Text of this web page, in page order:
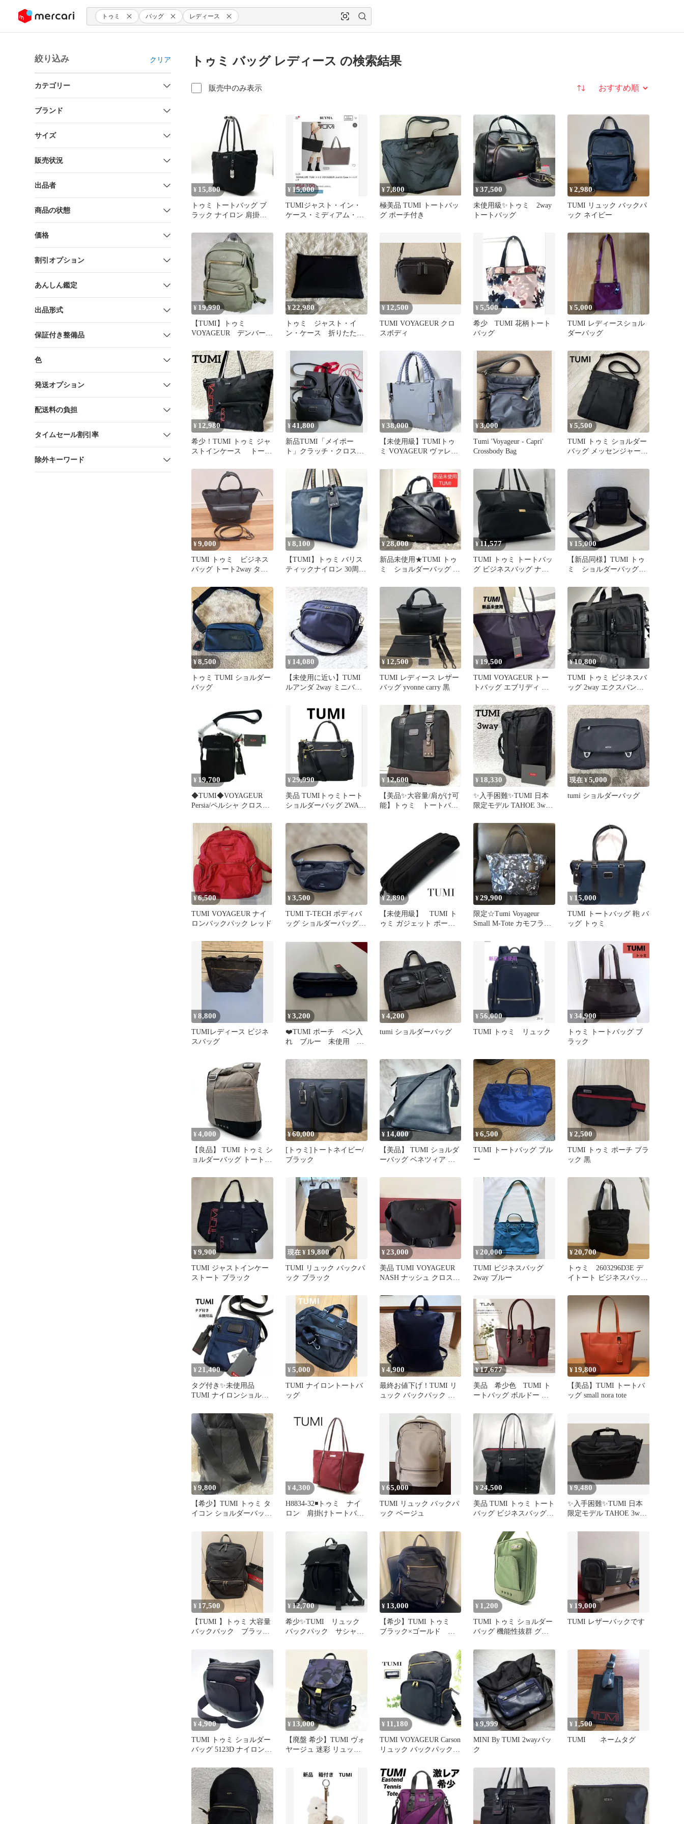
ツにスキップ トゥミ バッグ レディース
絞り込み クリア
カテゴリー
ブランド
サイズ
販売状況
出品者
商品の状態
価格
割引オプション
あんしん鑑定
出品形式
保証付き整備品
色
発送オプション
配送料の負担
タイムセール割引率
除外キーワード
トゥミ バッグ レディース の検索結果
販売中のみ表示 並び替え
¥ 15,800
トゥミ トートバッグ ブ
ラック ナイロン 肩掛け
¥ 15,000
TUMIジャスト・イン・
ケース・ミディアム・薄
バッグ
¥7,800
極美品 TUMI トートバッ
グ ポーチ付き
¥37,500
未使用級✨トゥミ 2way
トートバッグ
¥2,980
TUMI リュック バックパ
ック ネイビー
¥ 19,990
【TUMI】トゥミ
VOYAGEUR デンバー
¥22,980
トゥミ ジャスト・イ
ン・ケース 折りたたみ
ン ブラック
¥ 12,500
TUMI VOYAGEUR クロ
スボディ
¥5,500
希少 TUMI 花柄トート
バッグ
¥5,000
TUMI レディースショル
ダーバッグ
¥ 12,980
希少！TUMI トゥミ ジャ
ストインケース トート
付き
¥41,800
新品TUMI「メイポー
ト」クラッチ・クロスボ
¥38,000
【未使用級】TUMIトゥ
ミ VOYAGEUR ヴァレッ
青
¥3,000
Tumi 'Voyageur - Capri'
Crossbody Bag
¥5,500
TUMI トゥミ ショルダー
バッグ メッセンジャーバ
¥9,000
TUMI トゥミ ビジネス
バッグ トート2way ター
¥8,100
【TUMI】トゥミ バリス
ティックナイロン 30周年
ビー
¥28,000
新品未使用★TUMI トゥ
ミ ショルダーバッグ ハ
¥ 11,577
TUMI トゥミ トートバッ
グ ビジネスバッグ ナイ
¥ 15,000
【新品同様】TUMI トゥ
ミ ショルダーバッグ
¥8,500
トゥミ TUMI ショルダー
バッグ
¥ 14,080
【未使用に近い】TUMI
ルアンダ 2way ミニバッ
¥ 12,500
TUMI レディース レザー
バッグ yvonne carry 黒
¥ 19,500
TUMI VOYAGEUR トー
トバッグ エブリディ ト
¥10,800
TUMI トゥミ ビジネスバ
ッグ 2way エクスパンダ
¥ 19,700
◆TUMI◆VOYAGEUR
Persia/ペルシャ クロスボ
¥ 29,990
美品 TUMIトゥミトート
ショルダーバッグ 2WAY
¥ 12,600
【美品✨大容量/肩がけ可
能】トゥミ トートバッ
¥ 18,330
✨入手困難✨TUMI 日本
限定モデル TAHOE 3way
現在 ¥5,000
tumi ショルダーバッグ
¥6,500
TUMI VOYAGEUR ナイ
ロンバックパック レッド
¥3,500
TUMI T-TECH ボディバ
ッグ ショルダーバッグ
¥2,890
【未使用級】 TUMI ト
ゥミ ガジェット ポーチ
黒
¥29,900
限定☆Tumi Voyageur
Small M-Tote カモフラー
¥ 15,000
TUMI トートバッグ 鞄 バ
ッグ トゥミ
¥8,800
TUMIレディース ビジネ
スバッグ
¥3,200
❤️TUMI ポーチ ペン入
れ ブルー 未使用 タ
¥4,200
tumi ショルダーバッグ
¥56,000
TUMI トゥミ リュック
¥34,900
トゥミ トートバッグ ブ
ラック
¥ 4,000
【良品】 TUMI トゥミ シ
ョルダーバッグ トートバ
グ テック系 グレー 灰色
グレージュ ブラック 黒
色 ナイロン ユニセック
ス 男女兼用 メンズ レデ
ィース
¥60,000
[トゥミ]トートネイビー/
ブラック
¥ 14,000
【美品】 TUMI ショルダ
ーバッグ ベネツィア 本
¥6,500
TUMI トートバッグ ブル
ー
¥2,500
TUMI トゥミ ポーチ ブラ
ック 黒
¥9,900
TUMI ジャストインケー
ストート ブラック
現在 ¥ 19,800
TUMI リュック バックパ
ック ブラック
¥23,000
美品 TUMI VOYAGEUR
NASH ナッシュ クロスボ
¥ 20,000
TUMI ビジネスバッグ
2way ブルー
¥20,700
トゥミ 2603296D3E デ
イトート ビジネスバッ
¥ 21,400
タグ付き✨未使用品
TUMI ナイロンショルダ
タグ
¥5,000
TUMI ナイロントートバ
ッグ
¥4,900
最終お値下げ！TUMI リ
ュック バックパック ネ
¥17,677
美品 希少色 TUMI ト
ートバッグ ボルドー レ
トゥミ
¥ 19,800
【美品】TUMI トートバ
ッグ small nora tote
¥9,800
【希少】TUMI トゥミ タ
イコン ショルダーバッグ
¥ 4,300
H8834-32◾️トゥミ ナイ
ロン 肩掛けトートバッ
¥65,000
TUMI リュック バックパ
ック ベージュ
¥24,500
美品 TUMI トゥミ トート
バッグ ビジネスバッグ
¥9,480
✨入手困難✨TUMI 日本
限定モデル TAHOE 3way
¥ 17,500
【TUMI 】トゥミ 大容量
バックバック ブラック
¥ 12,700
希少✨TUMI リュック
バックパック サシャ
本限定
¥ 13,000
【希少】TUMI トゥミ
ブラック×ゴールド リ
¥ 1,200
TUMI トゥミ ショルダー
バッグ 機能性抜群 グリ
ス 男女兼用
¥ 19,000
TUMI レザーバックです
¥ 4,900
TUMI トゥミ ショルダー
バッグ 5123D ナイロン
¥ 13,000
【廃盤 希少】TUMI ヴォ
ヤージュ 迷彩 リュッ
¥ 11,180
TUMI VOYAGEUR Carson
リュック バックパック
¥9,999
MINI By TUMI 2wayバッ
ク
¥ 1,500
TUMI ネームタグ